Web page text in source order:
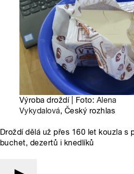
Výroba droždí | Foto: Alena
Vykydalová, Český rozhlas
Droždí dělá už přes 160 let kouzla s
buchet, dezertů i knedlíků